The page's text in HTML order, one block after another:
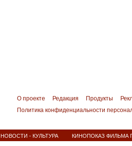
О проекте Редакция Продукты
Политика конфиденциальности
НОВОСТИ - КУЛЬТУРА КИНОПОКАЗ ФИЛЬМА